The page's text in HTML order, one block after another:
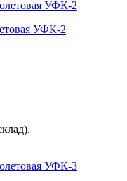
УФК-2